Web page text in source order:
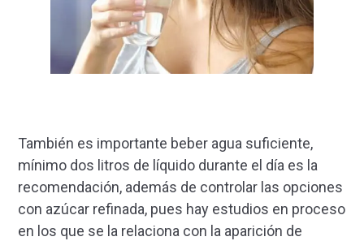
También es importante beber agua suficiente,
mínimo dos litros de líquido durante el día es la
recomendación, además de controlar las opciones
con azúcar refinada, pues hay estudios en proceso
en los que se la relaciona con la aparición de